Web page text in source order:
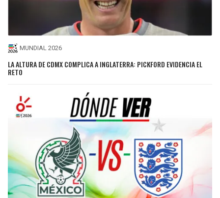
MUNDIAL 2026
LA ALTURA DE CDMX COMPLICA A INGLATERRA: PICKFORD EVIDENCIA EL
RETO